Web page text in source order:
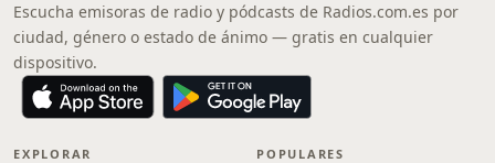
Escucha emisoras de radio y pódcasts de Radios.com.es por
ciudad, género o estado de ánimo — gratis en cualquier
dispositivo.
EXPLORAR POPULARES